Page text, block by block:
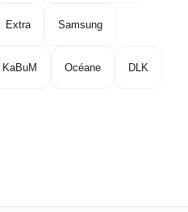
Extra Samsung
KaBuM Océane DLK